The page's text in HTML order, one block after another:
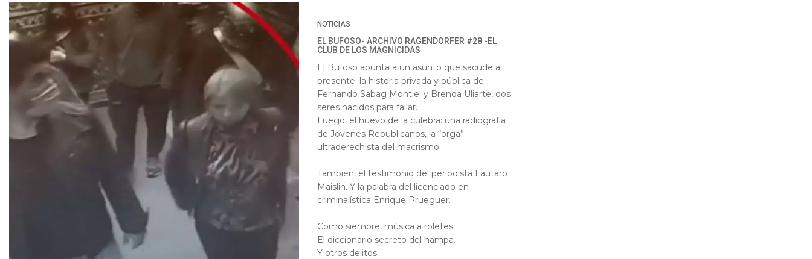
NOTICIAS
EL BUFOSO- ARCHIVO RAGENDORFER #28 -EL
CLUB DE LOS MAGNICIDAS
El Bufoso apunta a un asunto que sacude al
presente: la historia privada y pública de
Fernando Sabag Montiel y Brenda Uliarte, dos
seres nacidos para fallar.
Luego: el huevo de la culebra: una radiografía
de Jóvenes Republicanos, la “orga”
ultraderechista del macrismo.
También, el testimonio del periodista Lautaro
Maislin. Y la palabra del licenciado en
criminalística Enrique Prueguer.
Como siempre, música a roletes.
El diccionario secreto del hampa.
Y otros delitos.